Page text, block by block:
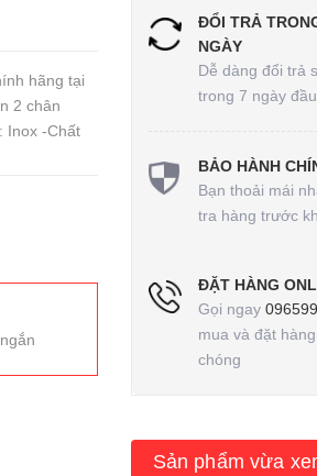
hãng tại
2 chân
Inox -Chất
ĐỔI TRẢ
NGÀY
Dễ dàng đổi trả
trong 7 ngày
BẢO HÀNH
Bạn thoải mái
tra hàng trước
ĐẶT HÀNG
Gọi ngay
mua và đặt
chóng
Sản phẩm vừa